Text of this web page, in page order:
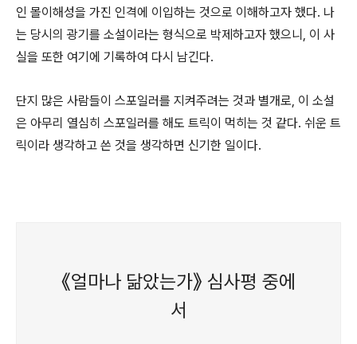
인 몰이해성을 가진 인격에 이입하는 것으로 이해하고자 했다. 나
는 당시의 광기를 소설이라는 형식으로 박제하고자 했으니, 이 사
실을 또한 여기에 기록하여 다시 남긴다.
단지 많은 사람들이 스포일러를 지켜주려는 것과 별개로, 이 소설
은 아무리 열심히 스포일러를 해도 트릭이 먹히는 것 같다. 쉬운 트
릭이라 생각하고 쓴 것을 생각하면 신기한 일이다.
《얼마나 닮았는가》 심사평 중에
서